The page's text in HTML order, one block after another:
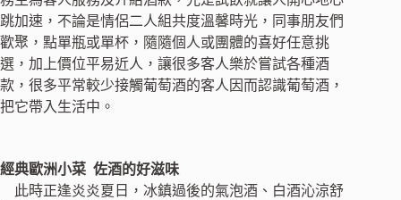
跳加速，不論是情侶二人組共度溫馨時光，同事朋友們
歡聚，點單瓶或單杯，隨隨個人或團體的喜好任意挑
選，加上價位平易近人，讓很多客人樂於嘗試各種酒
款，很多平常較少接觸葡萄酒的客人因而認識葡萄酒，
把它帶入生活中。
經典歐洲小菜 佐酒的好滋味
此時正逢炎炎夏日，冰鎮過後的氣泡酒、白酒沁涼舒